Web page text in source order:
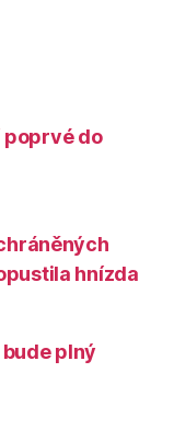
poprvé do
hnízda
plný